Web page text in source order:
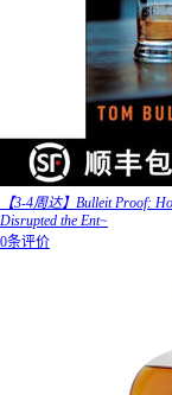
【3-4周达】Bulleit Proof:
Disrupted the Ent~
0条评价